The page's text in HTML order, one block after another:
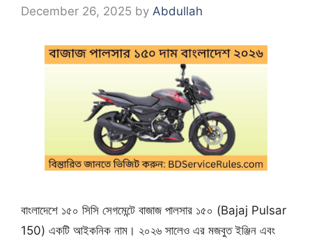
December 26, 2025 by Abdullah
বাংলাদেশে ১৫০ সিসি সেগমেন্টে বাজাজ পালসার ১৫০ (Bajaj Pulsar
150) একটি আইকনিক নাম। ২০২৬ সালেও এর মজবুত ইঞ্জিন এবং